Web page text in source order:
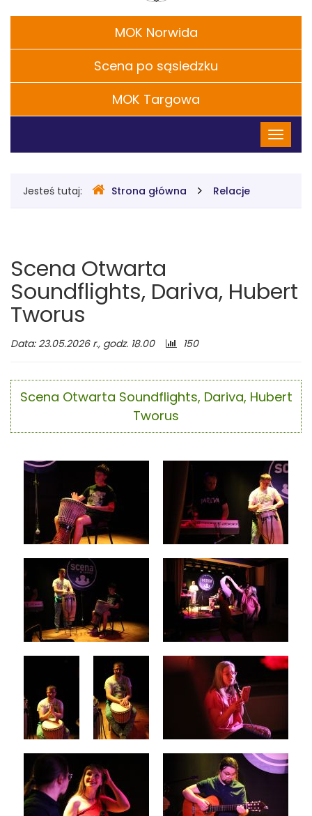
Kultury
im.
CH.
S.
w
Legionowie
MOK Norwida
Scena po sąsiedzku
MOK Targowa
główne
Gdzie
jesteśmy
Jesteś tutaj: Strona główna Relacje
Scena Otwarta
Soundflights, Dariva, Hubert
Tworus
Data: 23.05.2026 r., godz. 18.00
Liczba
150
Scena Otwarta Soundflights, Dariva, Hubert
Tworus